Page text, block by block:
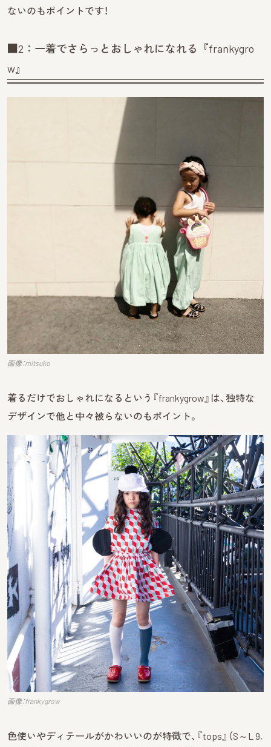
ないのもポイントです！
■2：一着でさらっとおしゃれになれる『frankygro
w』
画像：mitsuko
着るだけでおしゃれになるという『frankygrow』は、独特な
デザインで他と中々被らないのもポイント。
画像：frankygrow
色使いやディテールがかわいいのが特徴で、『tops』（S～L 9,